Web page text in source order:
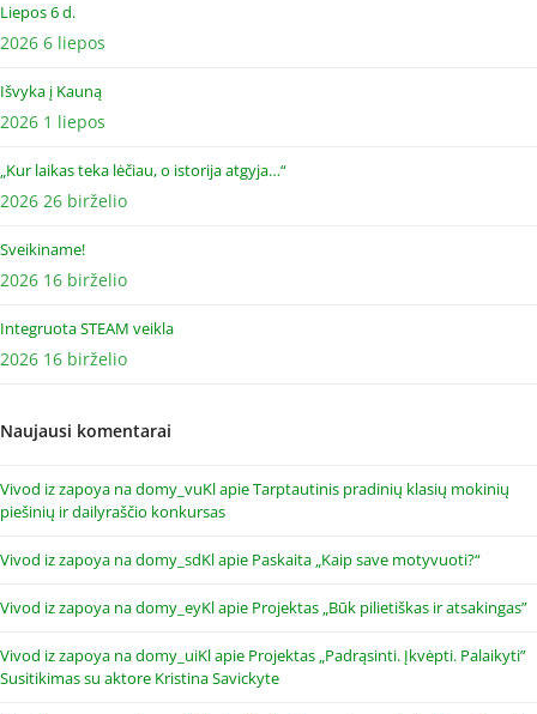
Liepos 6 d.
2026 6 liepos
Išvyka į Kauną
2026 1 liepos
„Kur laikas teka lėčiau, o istorija atgyja…“
2026 26 birželio
Sveikiname!
2026 16 birželio
Integruota STEAM veikla
2026 16 birželio
Naujausi komentarai
Vivod iz zapoya na domy_vuKlapieTarptautinis pradinių klasių mokinių
piešinių ir dailyraščio konkursas
Vivod iz zapoya na domy_sdKlapie Paskaita „Kaip save motyvuoti?“
Vivod iz zapoya na domy_eyKlapie Projektas „Būk pilietiškas ir atsakingas”
Vivod iz zapoya na domy_uiKlapie Projektas „Padrąsinti. Įkvėpti. Palaikyti”
Susitikimas su aktore Kristina Savickyte